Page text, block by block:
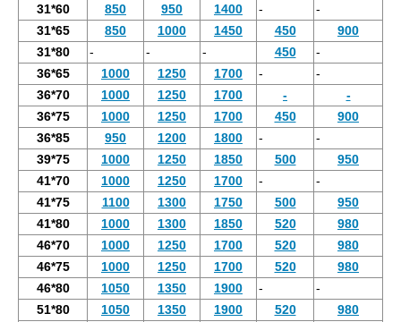
31*60
850 950 1400 -
-
31*65
850 1000 1450 450
900
31*80
- - - 450
-
36*65
1000 1250 1700 -
-
36*70
1000 1250 1700 -
-
36*75
1000 1250 1700 450
900
36*85
950 1200 1800 -
-
39*75
1000 1250 1850 500
950
41*70
1000 1250 1700 -
-
41*75
1100 1300 1750 500
950
41*80
1000 1300 1850 520
980
46*70
1000 1250 1700 520
980
46*75
1000 1250 1700 520
980
46*80
1050 1350 1900 -
-
51*80
1050 1350 1900 520
980